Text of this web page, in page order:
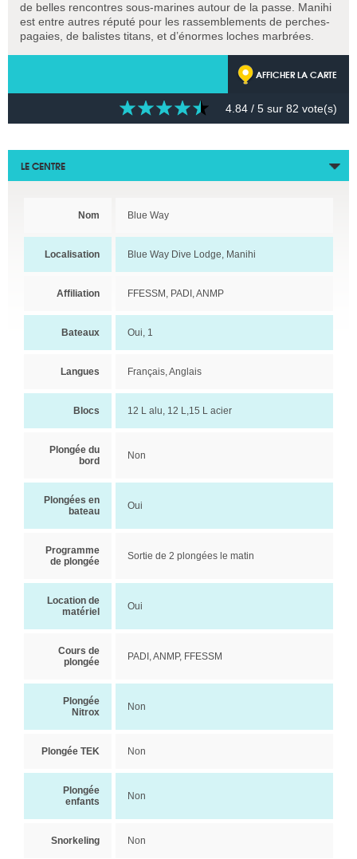
de belles rencontres sous-marines autour de la passe. Manihi
est entre autres réputé pour les rassemblements de perches-
pagaies, de balistes titans, et d’énormes loches marbrées.
AFFICHER LA CARTE
4.84 / 5 sur 82 vote(s)
LE CENTRE
Nom Blue Way
Localisation Blue Way Dive Lodge, Manihi
Affiliation FFESSM, PADI, ANMP
Bateaux Oui, 1
Langues Français, Anglais
Blocs 12 L alu, 12 L,15 L acier
Plongée du
bord
Non
Plongées en
bateau
Oui
Programme
de plongée
Sortie de 2 plongées le matin
Location de
matériel
Oui
Cours de
plongée
PADI, ANMP, FFESSM
Plongée
Nitrox
Non
Plongée TEK Non
Plongée
enfants
Non
Snorkeling Non